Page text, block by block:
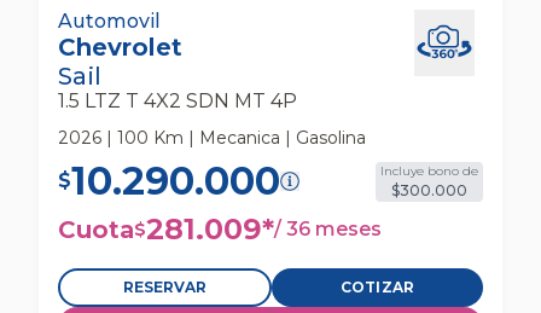
Chevrolet Sail 1.5 Ltz T 4x2 Sdn Mt 4p
Automovil
Automovil
Chevrolet
Sail
1.5 LTZ T 4X2 SDN MT 4P
2026 | 100 Km | Mecanica | Gasolina
$10.290.000 Incluye bono de
$300.000
Cuota$281.009*/ 36 meses
RESERVAR COTIZAR